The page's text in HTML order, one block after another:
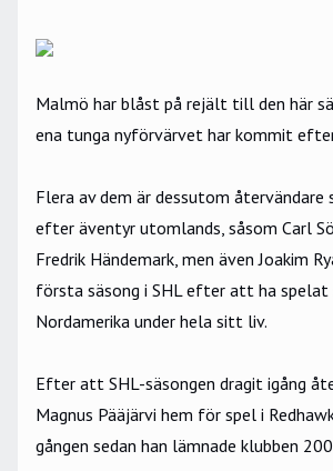
Malmö har blåst på rejält till den här
ena tunga nyförvärvet har kommit
Flera av dem är dessutom återvändare
efter äventyr utomlands, såsom Carl
Fredrik Händemark, men även Joakim
första säsong i SHL efter att ha spelat
Nordamerika under hela sitt liv.
Efter att SHL-säsongen dragit igång
Magnus Pääjärvi hem för spel i
gången sedan han lämnade klubben